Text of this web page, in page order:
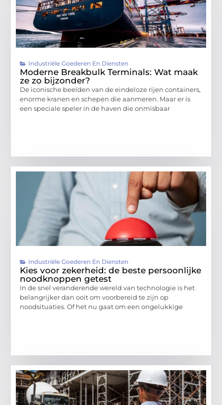
Industriële Goederen En Diensten
Moderne Breakbulk Terminals: Wat maak
ze zo bijzonder?
De iconische beelden van de eindeloze rijen containers,
enorme kranen en schepen die aanmeren. Maar er is
een speciale speler in de haven die onmisbaar
Industriële Goederen En Diensten
Kies voor zekerheid: de beste persoonlijke
noodknoppen getest
In de snel veranderende wereld van technologie is het
belangrijker dan ooit om voorbereid te zijn op
noodsituaties. Of het nu gaat om een ongelukkige